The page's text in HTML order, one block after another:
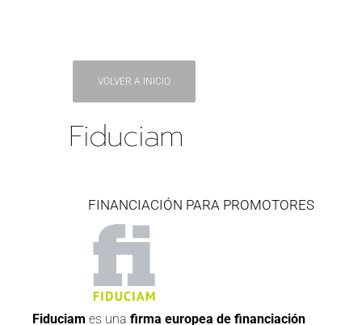
VOLVER A INICIO
Fiduciam
FINANCIACIÓN PARA PROMOTORES
Fiduciam es una firma europea de financiación